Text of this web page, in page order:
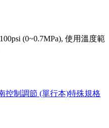
(0~0.7MPa), 使用溫度範
控制調節 (單行本)特殊規格